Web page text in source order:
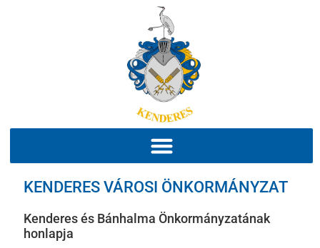
KENDERES VÁROSI ÖNKORMÁNYZAT
Kenderes és Bánhalma Önkormányzatának
honlapja